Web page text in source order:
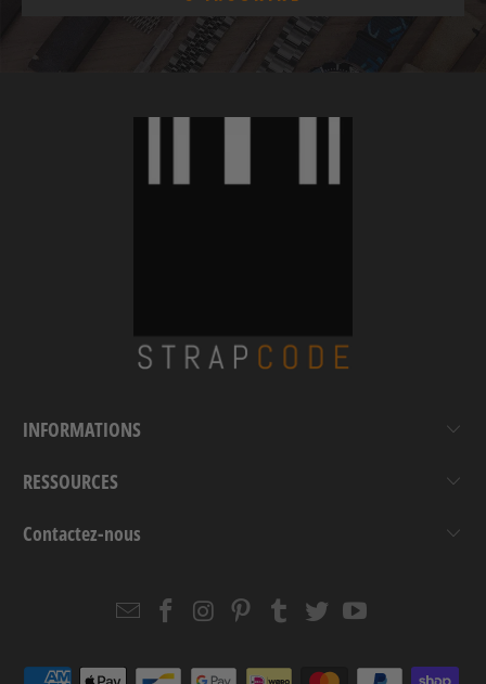
INFORMATIONS
RESSOURCES
Contactez-nous
EmailStrapcode
Strapcode
Strapcode
Strapcode
Strapcode